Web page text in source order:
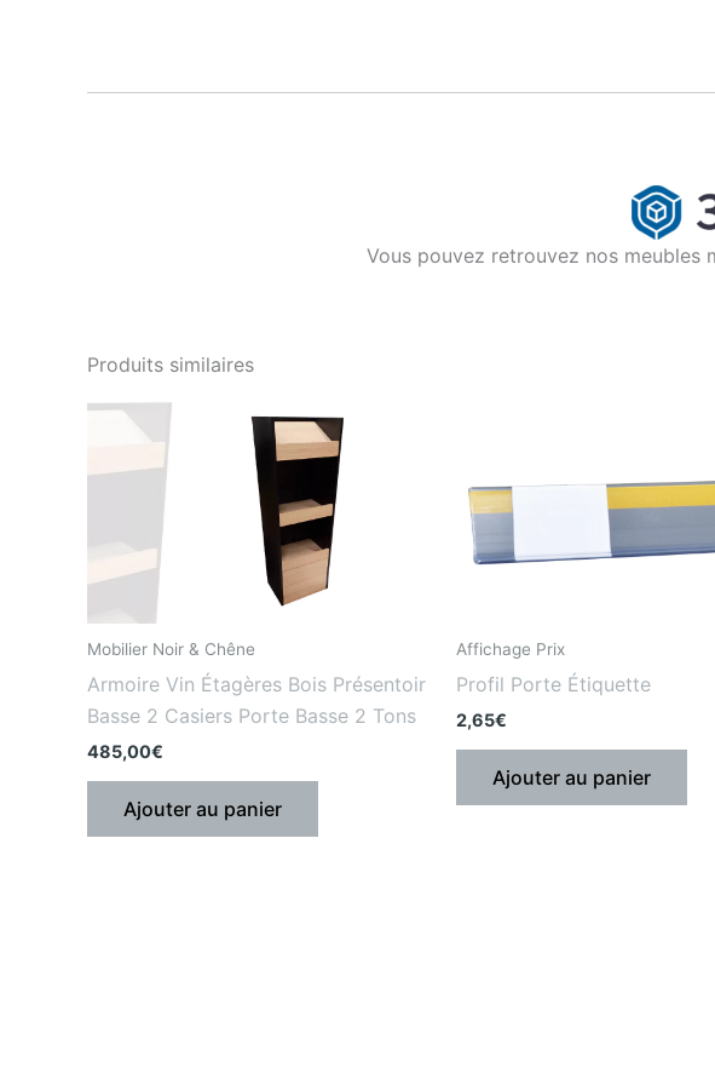
Vous pouvez retrouvez nos meubles
Produits similaires
Mobilier Noir & Chêne
Armoire Vin Étagères Bois Présentoir
Basse 2 Casiers Porte Basse 2 Tons
485,00€
Ajouter au panier
Affichage Prix
Profil Porte Étiquette
2,65€
Ajouter au panier